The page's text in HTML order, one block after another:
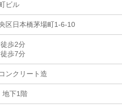
ビル
区日本橋茅場町1-6-10
徒歩2分
徒歩7分
ンクリート造
下1階